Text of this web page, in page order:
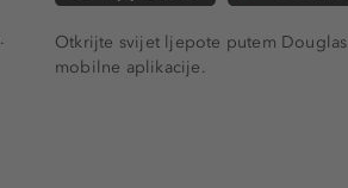
Otkrijte svijet ljepote putem Douglas
mobilne aplikacije.